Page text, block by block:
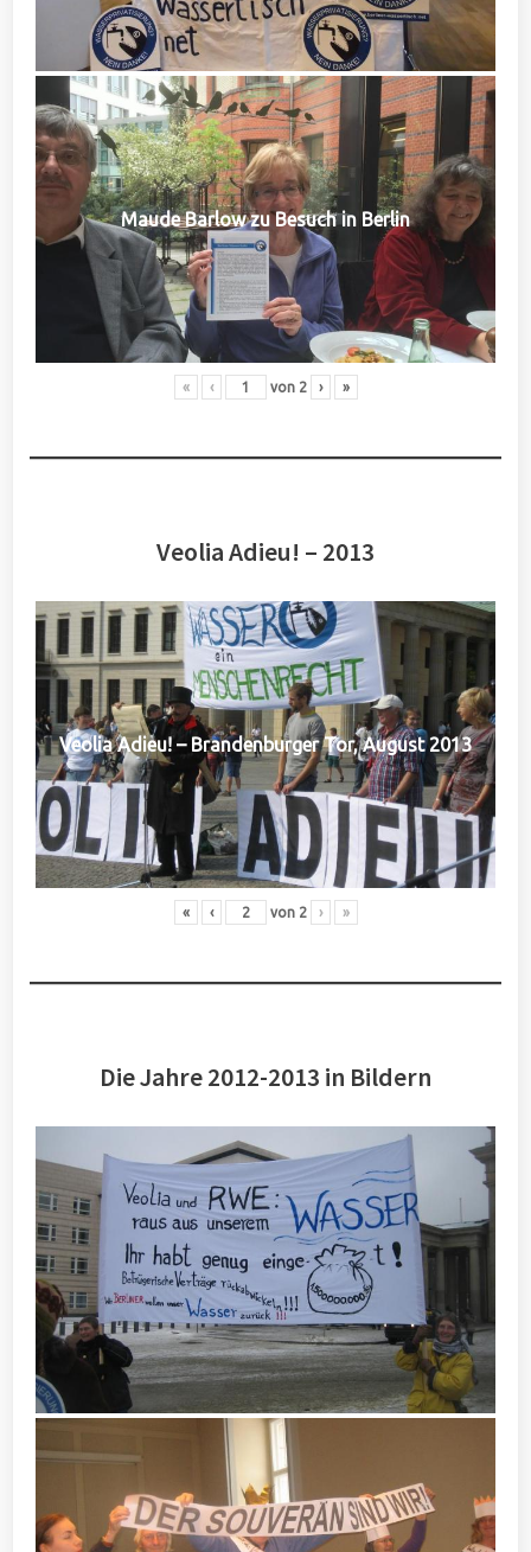
Maude Barlow zu Besuch in Berlin
« ‹ von 2 › »
Veolia Adieu! – 2013
Veolia Adieu! – Brandenburger Tor, August 2013
« ‹ von 2 › »
Die Jahre 2012-2013 in Bildern